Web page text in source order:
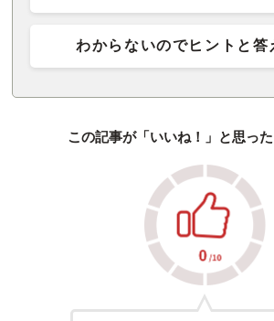
わからないのでヒントと答
この記事が「いいね！」と思った